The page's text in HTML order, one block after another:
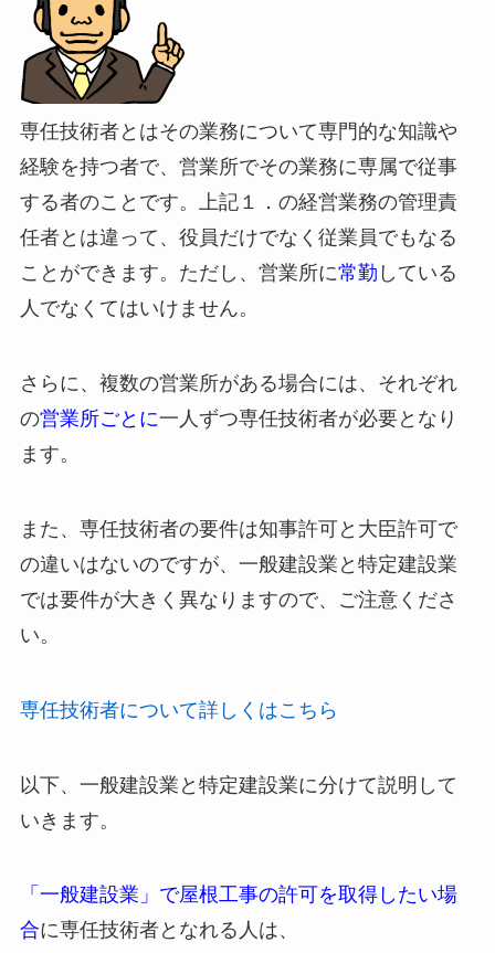
専任技術者とはその業務について専門的な知識や
経験を持つ者で、営業所でその業務に専属で従事
する者のことです。上記１．の経営業務の管理責
任者とは違って、役員だけでなく従業員でもなる
ことができます。ただし、営業所に常勤 している
人でなくてはいけません。
さらに、複数の営業所がある場合には、それぞれ
の営業所ごとに一人ずつ専任技術者が必要となり
ます。
また、専任技術者の要件は知事許可と大臣許可で
の違いはないのですが、一般建設業と特定建設業
では要件が大きく異なりますので、ご注意くださ
い。
専任技術者について詳しくはこちら
以下、一般建設業と特定建設業に分けて説明して
いきます。
「一般建設業」で屋根工事の許可を取得したい場
合に専任技術者となれる人は、